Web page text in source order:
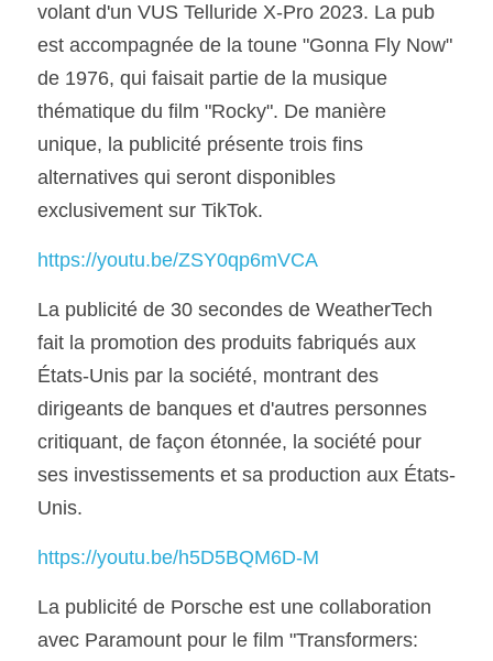
volant d'un VUS Telluride X-Pro 2023. La pub
est accompagnée de la toune "Gonna Fly Now"
de 1976, qui faisait partie de la musique
thématique du film "Rocky". De manière
unique, la publicité présente trois fins
alternatives qui seront disponibles
exclusivement sur TikTok.
https://youtu.be/ZSY0qp6mVCA
La publicité de 30 secondes de WeatherTech
fait la promotion des produits fabriqués aux
États-Unis par la société, montrant des
dirigeants de banques et d'autres personnes
critiquant, de façon étonnée, la société pour
ses investissements et sa production aux États-
Unis.
https://youtu.be/h5D5BQM6D-M
La publicité de Porsche est une collaboration
avec Paramount pour le film "Transformers: